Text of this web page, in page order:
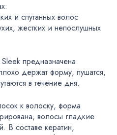
и спутанных волос
, жестких и непослушных
предназначена
держат форму, пушатся,
в течение дня.
к волоску, форма
, волосы гладкие
В составе кератин,